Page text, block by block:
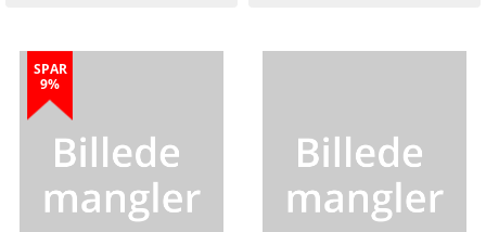
SPAR
9%